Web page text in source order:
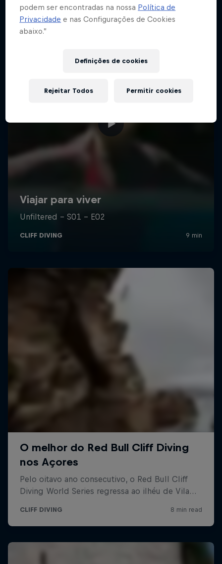
podem ser encontradas na nossa Política de
Privacidade e nas Configurações de Cookies
abaixo.”
Definições de cookies
Rejeitar Todos Permitir cookies